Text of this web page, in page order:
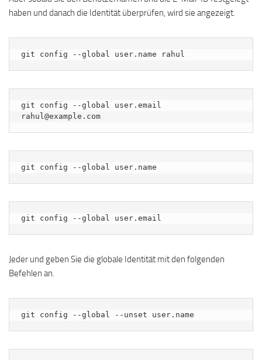
haben und danach die Identität überprüfen, wird sie angezeigt.
git config --global user.name rahul
git config --global user.email
rahul@example.com
git config --global user.name
git config --global user.email
Jeder und geben Sie die globale Identität mit den folgenden
Befehlen an.
git config --global --unset user.name